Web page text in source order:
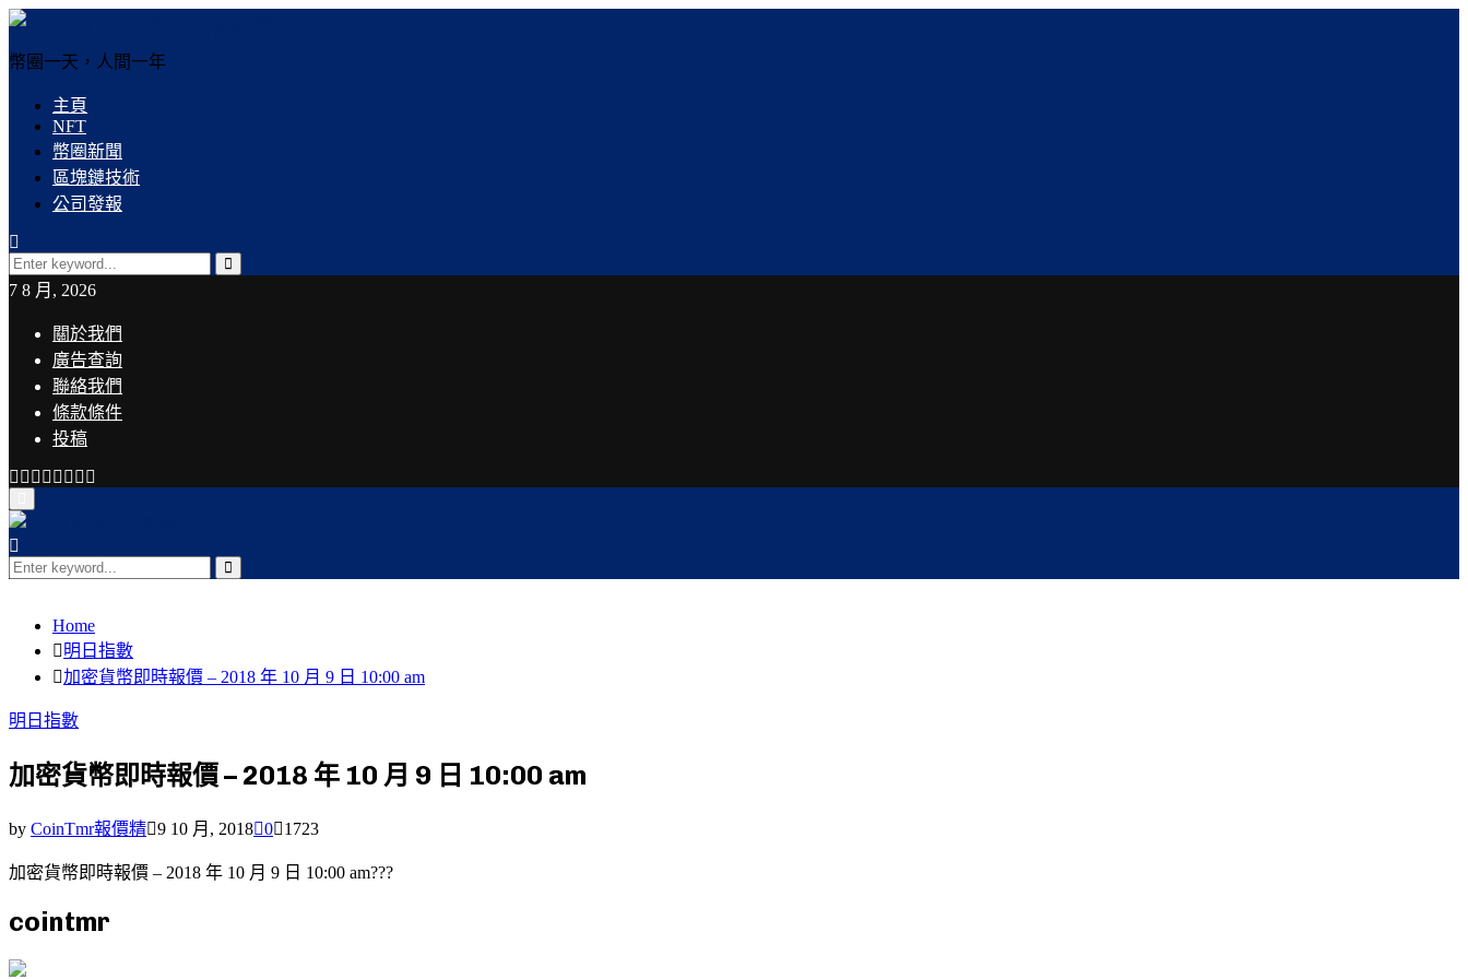
幣圈一天，人間一年
主頁
NFT
幣圈新聞
區塊鏈技術
公司發報
Search
for:
Search
7 8 月, 2026
關於我們
廣告查詢
聯絡我們
條款條件
投稿
Facebook
Twitter
Instagram
Linkedin
Youtube
Email
Rss
Menu
Search
for:
Search
Home
明日指數
加密貨幣即時報價 – 2018 年 10 月 9 日 10:00 am
明日指數
加密貨幣即時報價 – 2018 年 10 月 9 日 10:00 am
by CoinTmr報價精 9 10 月, 2018 0 1723
加密貨幣即時報價 – 2018 年 10 月 9 日 10:00 am???
cointmr